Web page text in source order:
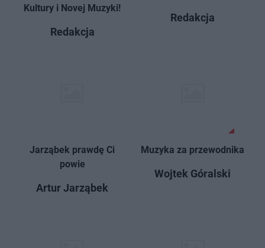
Redakcja
Kultury i Novej Muzyki!
Redakcja
Artur Jarząbek
Jarząbek prawdę Ci
powie
Wojtek Góralski
Muzyka za przewodnika